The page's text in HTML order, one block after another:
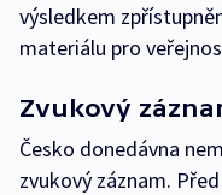
výsledkem
materiálu pro
Zvukový
Česko donedávna
zvukový záznam.